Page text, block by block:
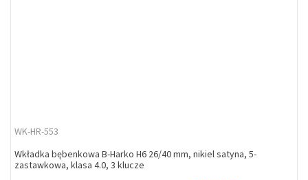
WK-HR-553
Wkładka bębenkowa B-Harko H6 26/40 mm, nikiel satyna, 5-
zastawkowa, klasa 4.0, 3 klucze